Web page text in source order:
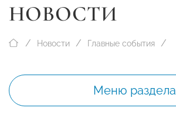
НОВОСТИ
Новости Главные события
Меню раздела